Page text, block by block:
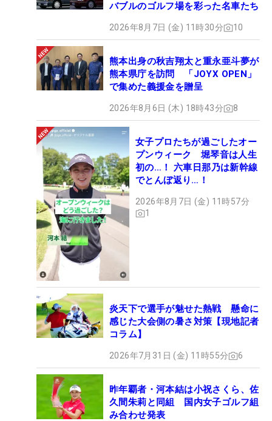
バブルのゴルフ場を彩った名車たち
2026年8月7日 (金) 11時30分 10
熊本出身の秋吉翔太と重永亜斗夢が
熊本県庁を訪問 「JOYX OPEN」
で集めた義援金を贈呈
2026年8月6日 (木) 18時43分 8
女子プロたちが過ごしたオー
プンウィーク 堀琴音は人生
初の…！ 六車日那乃は新幹線
でとんぼ返り…！
2026年8月7日 (金) 11時57分
1
炎天下で選手が魅せた熱戦 懸命に
感じた大会側の暑さ対策【現地記者
コラム】
2026年7月31日 (金) 11時55分 6
昨年覇者・河本結は小祝さくら、佐
久間朱莉と同組 国内女子ゴルフ組
み合わせ発表